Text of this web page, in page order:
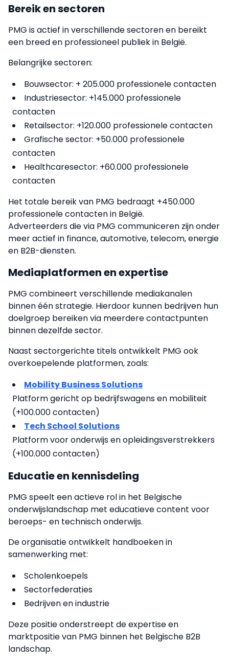
Bereik en sectoren
PMG is actief in verschillende sectoren en bereikt
een breed en professioneel publiek in België.
Belangrijke sectoren:
Bouwsector: + 205.000 professionele contacten
Industriesector: +145.000 professionele
contacten
Retailsector: +120.000 professionele contacten
Grafische sector: +50.000 professionele
contacten
Healthcaresector: +60.000 professionele
contacten
Het totale bereik van PMG bedraagt +450.000
professionele contacten in België.
Adverteerders die via PMG communiceren zijn onder
meer actief in finance, automotive, telecom, energie
en B2B-diensten.
Mediaplatformen en expertise
PMG combineert verschillende mediakanalen
binnen één strategie. Hierdoor kunnen bedrijven hun
doelgroep bereiken via meerdere contactpunten
binnen dezelfde sector.
Naast sectorgerichte titels ontwikkelt PMG ook
overkoepelende platformen, zoals:
Mobility Business Solutions
Platform gericht op bedrijfswagens en mobiliteit
(+100.000 contacten)
Tech School Solutions
Platform voor onderwijs en opleidingsverstrekkers
(+100.000 contacten)
Educatie en kennisdeling
PMG speelt een actieve rol in het Belgische
onderwijslandschap met educatieve content voor
beroeps- en technisch onderwijs.
De organisatie ontwikkelt handboeken in
samenwerking met:
Scholenkoepels
Sectorfederaties
Bedrijven en industrie
Deze positie onderstreept de expertise en
marktpositie van PMG binnen het Belgische B2B
landschap.